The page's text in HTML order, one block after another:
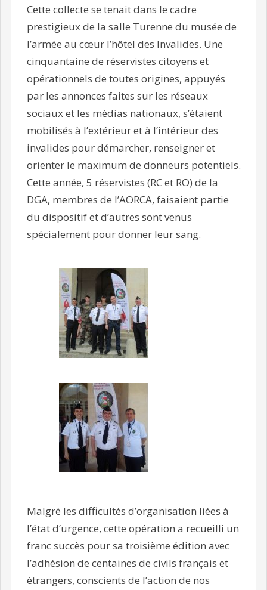
Cette collecte se tenait dans le cadre
prestigieux de la salle Turenne du musée de
l’armée au cœur l’hôtel des Invalides. Une
cinquantaine de réservistes citoyens et
opérationnels de toutes origines, appuyés
par les annonces faites sur les réseaux
sociaux et les médias nationaux, s’étaient
mobilisés à l’extérieur et à l’intérieur des
invalides pour démarcher, renseigner et
orienter le maximum de donneurs potentiels.
Cette année, 5 réservistes (RC et RO) de la
DGA, membres de l’AORCA, faisaient partie
du dispositif et d’autres sont venus
spécialement pour donner leur sang.
Malgré les difficultés d’organisation liées à
l’état d’urgence, cette opération a recueilli un
franc succès pour sa troisième édition avec
l’adhésion de centaines de civils français et
étrangers, conscients de l’action de nos